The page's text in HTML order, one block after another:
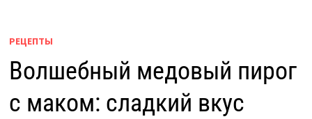
РЕЦЕПТЫ
Волшебный медовый пирог
с маком: сладкий вкус